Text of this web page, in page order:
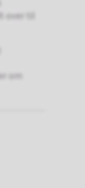
over til
om